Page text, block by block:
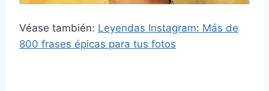
Véase también: Leyendas Instagram: Más de
800 frases épicas para tus fotos